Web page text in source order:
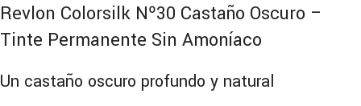
Revlon Colorsilk Nº30 Castaño Oscuro –
Tinte Permanente Sin Amoníaco
Un castaño oscuro profundo y natural